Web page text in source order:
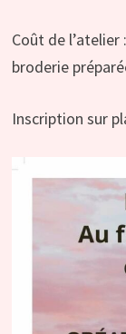
Coût de
broderie
Inscription sur